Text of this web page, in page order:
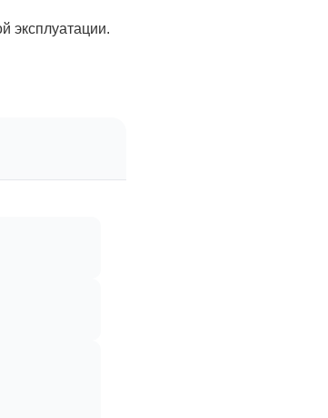
эксплуатации.